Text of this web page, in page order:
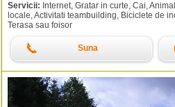
Servicii: Internet, Gratar in curte, Cai,
locale, Activitati teambuilding, Biciclete de
Terasa sau foisor
Suna